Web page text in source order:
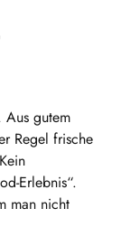
Aus gutem
Regel frische
Erlebnis“.
man nicht